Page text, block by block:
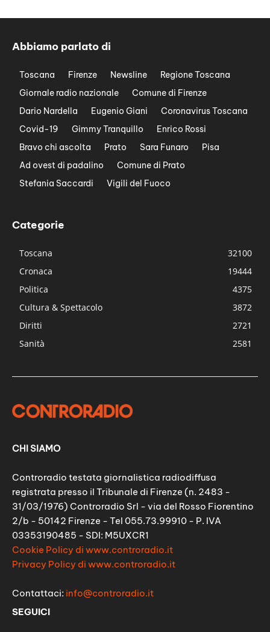
Abbiamo parlato di
Toscana Firenze Newsline
Regione Toscana
Giornale radio nazionale
Comune di Firenze
Dario Nardella
Eugenio Giani
Coronavirus Toscana
Covid-19
Gimmy Tranquillo
Enrico Rossi
Bravo chi ascolta
Prato Sara Funaro
Pisa
Ad ovest di padalino
Comune di Prato
Stefania Saccardi
Vigili del Fuoco
Categorie
Toscana
32100
Cronaca
19444
Politica
4375
Cultura & Spettacolo
3872
Diritti
2721
Sanità
2581
CHI SIAMO
Controradio testata giornalistica radiodiffusa
registrata presso il Tribunale di Firenze (n. 2483 -
31/03/1976) Controradio Srl - via del Rosso Fiorentino
2/b - 50142 Firenze - Tel 055.73.99910 - P. IVA
03353190485 - SDI: M5UXCR1
Cookie Policy di www.controradio.it
Privacy Policy di www.controradio.it
Contattaci: info@controradio.it
SEGUICI